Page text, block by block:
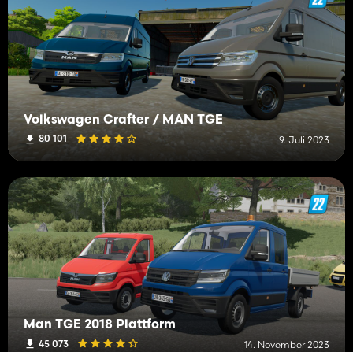
Volkswagen Crafter / MAN TGE
80 101 9. Juli 2023
Man TGE 2018 Plattform
45 073 14. November 2023